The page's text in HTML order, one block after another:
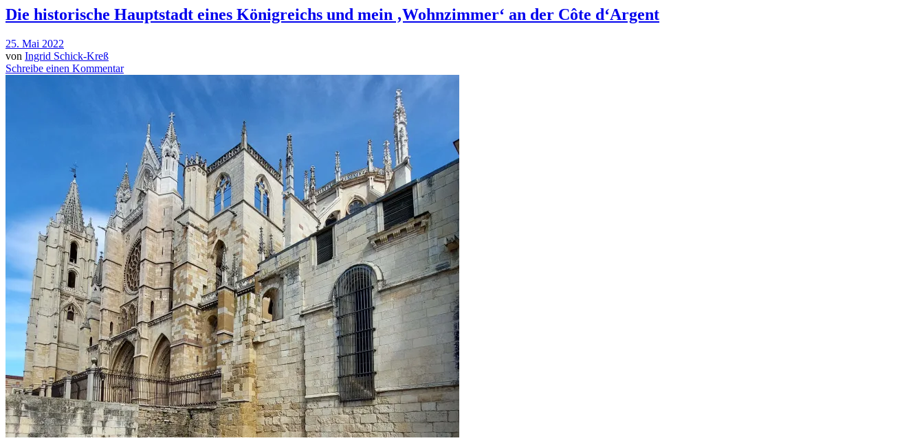
Die historische Hauptstadt eines Königreichs und mein ‚Wohnzimmer‘ an der Côte d‘Argent
25. Mai 2022
von Ingrid Schick-Kreß
Schreibe einen Kommentar